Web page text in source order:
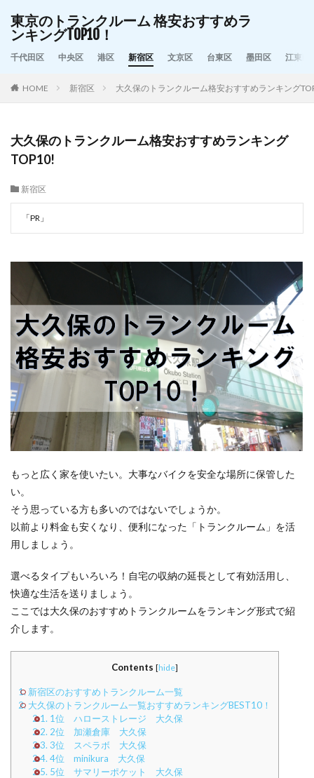
東京のトランクルーム 格安おすすめラ
ンキングTOP10！
千代田区 中央区 港区 新宿区 文京区 台東区 墨田区 江東区
HOME 新宿区 大久保のトランクルーム格安おすすめランキング
大久保のトランクルーム格安おすすめランキング
TOP10!
新宿区
「PR」
もっと広く家を使いたい。大事なバイクを安全な場所に保管した
い。
そう思っている方も多いのではないでしょうか。
以前より料金も安くなり、便利になった「トランクルーム」を活
用しましょう。
選べるタイプもいろいろ！自宅の収納の延長として有効活用し、
快適な生活を送りましょう。
ここでは大久保のおすすめトランクルームをランキング形式で紹
介します。
Contents [hide]
1. 新宿区のおすすめトランクルーム一覧
2. 大久保のトランクルーム一覧おすすめランキングBEST10！
2.1. 1位 ハローストレージ 大久保
2.2. 2位 加瀬倉庫 大久保
2.3. 3位 スペラボ 大久保
2.4. 4位 minikura 大久保
2.5. 5位 サマリーポケット 大久保